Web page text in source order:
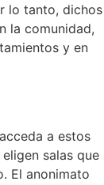
lo tanto, dichos
la comunidad,
y en
a estos
salas que
El anonimato